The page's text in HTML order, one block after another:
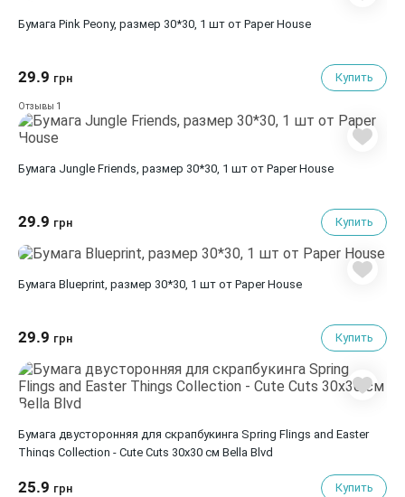
Бумага Pink Peony, размер 30*30, 1 шт от Paper House
29.9 грн Купить
Отзывы 1
Бумага Jungle Friends, размер 30*30, 1 шт от Paper House
29.9 грн Купить
Бумага Blueprint, размер 30*30, 1 шт от Paper House
29.9 грн Купить
Бумага двусторонняя для скрапбукинга Spring Flings and Easter
Things Collection - Cute Cuts 30х30 см Bella Blvd
25.9 грн Купить